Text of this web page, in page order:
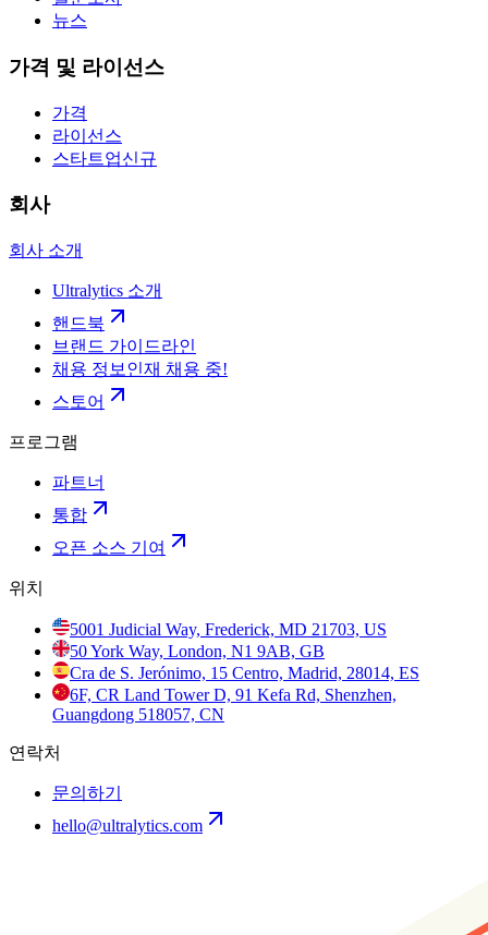
뉴스
가격 및 라이선스
가격
라이선스
스타트업신규
회사
회사 소개
Ultralytics 소개
핸드북
브랜드 가이드라인
채용 정보 인재 채용 중!
스토어
프로그램
파트너
통합
오픈 소스 기여
위치
5001 Judicial Way, Frederick, MD 21703, US
50 York Way, London, N1 9AB, GB
Cra de S. Jerónimo, 15 Centro, Madrid, 28014, ES
6F, CR Land Tower D, 91 Kefa Rd, Shenzhen,
Guangdong 518057, CN
연락처
문의하기
hello@ultralytics.com